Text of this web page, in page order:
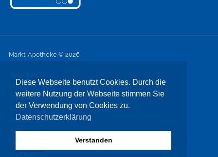
Diese Webseite benutzt Cookies. Durch die
weitere Nutzung der Webseite stimmen Sie
der Verwendung von Cookies zu.
Datenschutzerklärung
Verstanden
Markt-Apotheke © 2026
Shop
Bestellservice
Links
Kontakt
AGB